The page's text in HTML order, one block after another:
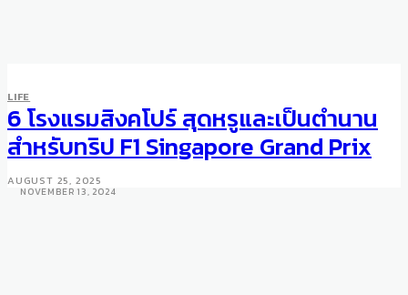
LIFE
“The Golden Hour” Photo
Exhibition by Marco Walker at
The Beverly Hills Hotel
NOVEMBER 13, 2024
LIFE
6 โรงแรมสิงคโปร์ สุดหรูและเป็นตำนาน
สำหรับทริป F1 Singapore Grand Prix
AUGUST 25, 2025